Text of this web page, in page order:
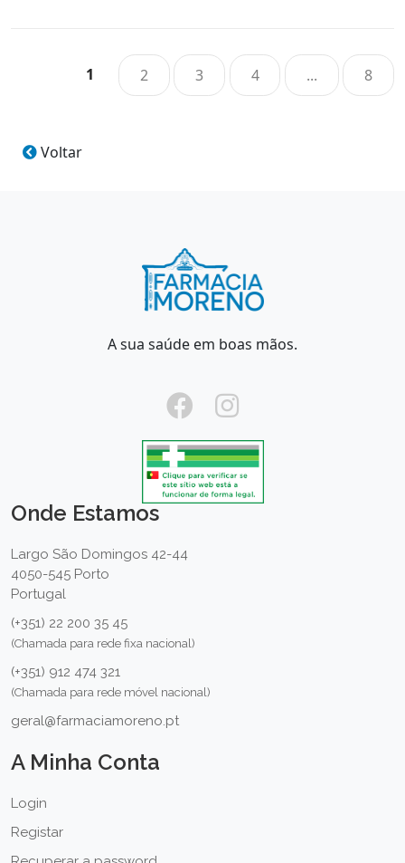
1 2 3 4 ... 8
Voltar
A sua saúde em boas mãos.
Onde Estamos
Largo São Domingos 42-44
4050-545 Porto
Portugal
(+351) 22 200 35 45
(Chamada para rede fixa nacional)
(+351) 912 474 321
(Chamada para rede móvel nacional)
geral@farmaciamoreno.pt
A Minha Conta
Login
Registar